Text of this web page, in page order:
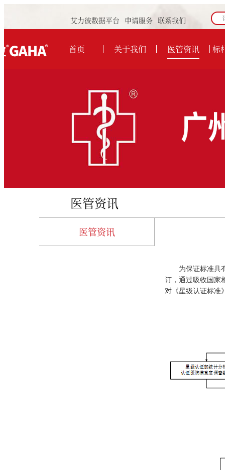
艾力彼数据平台 申请服务 联系我们
首页 关于我们 医管资讯 标
医管资讯
医管资讯
为保证标准具
订，通过吸收国家
对《星级认证标准